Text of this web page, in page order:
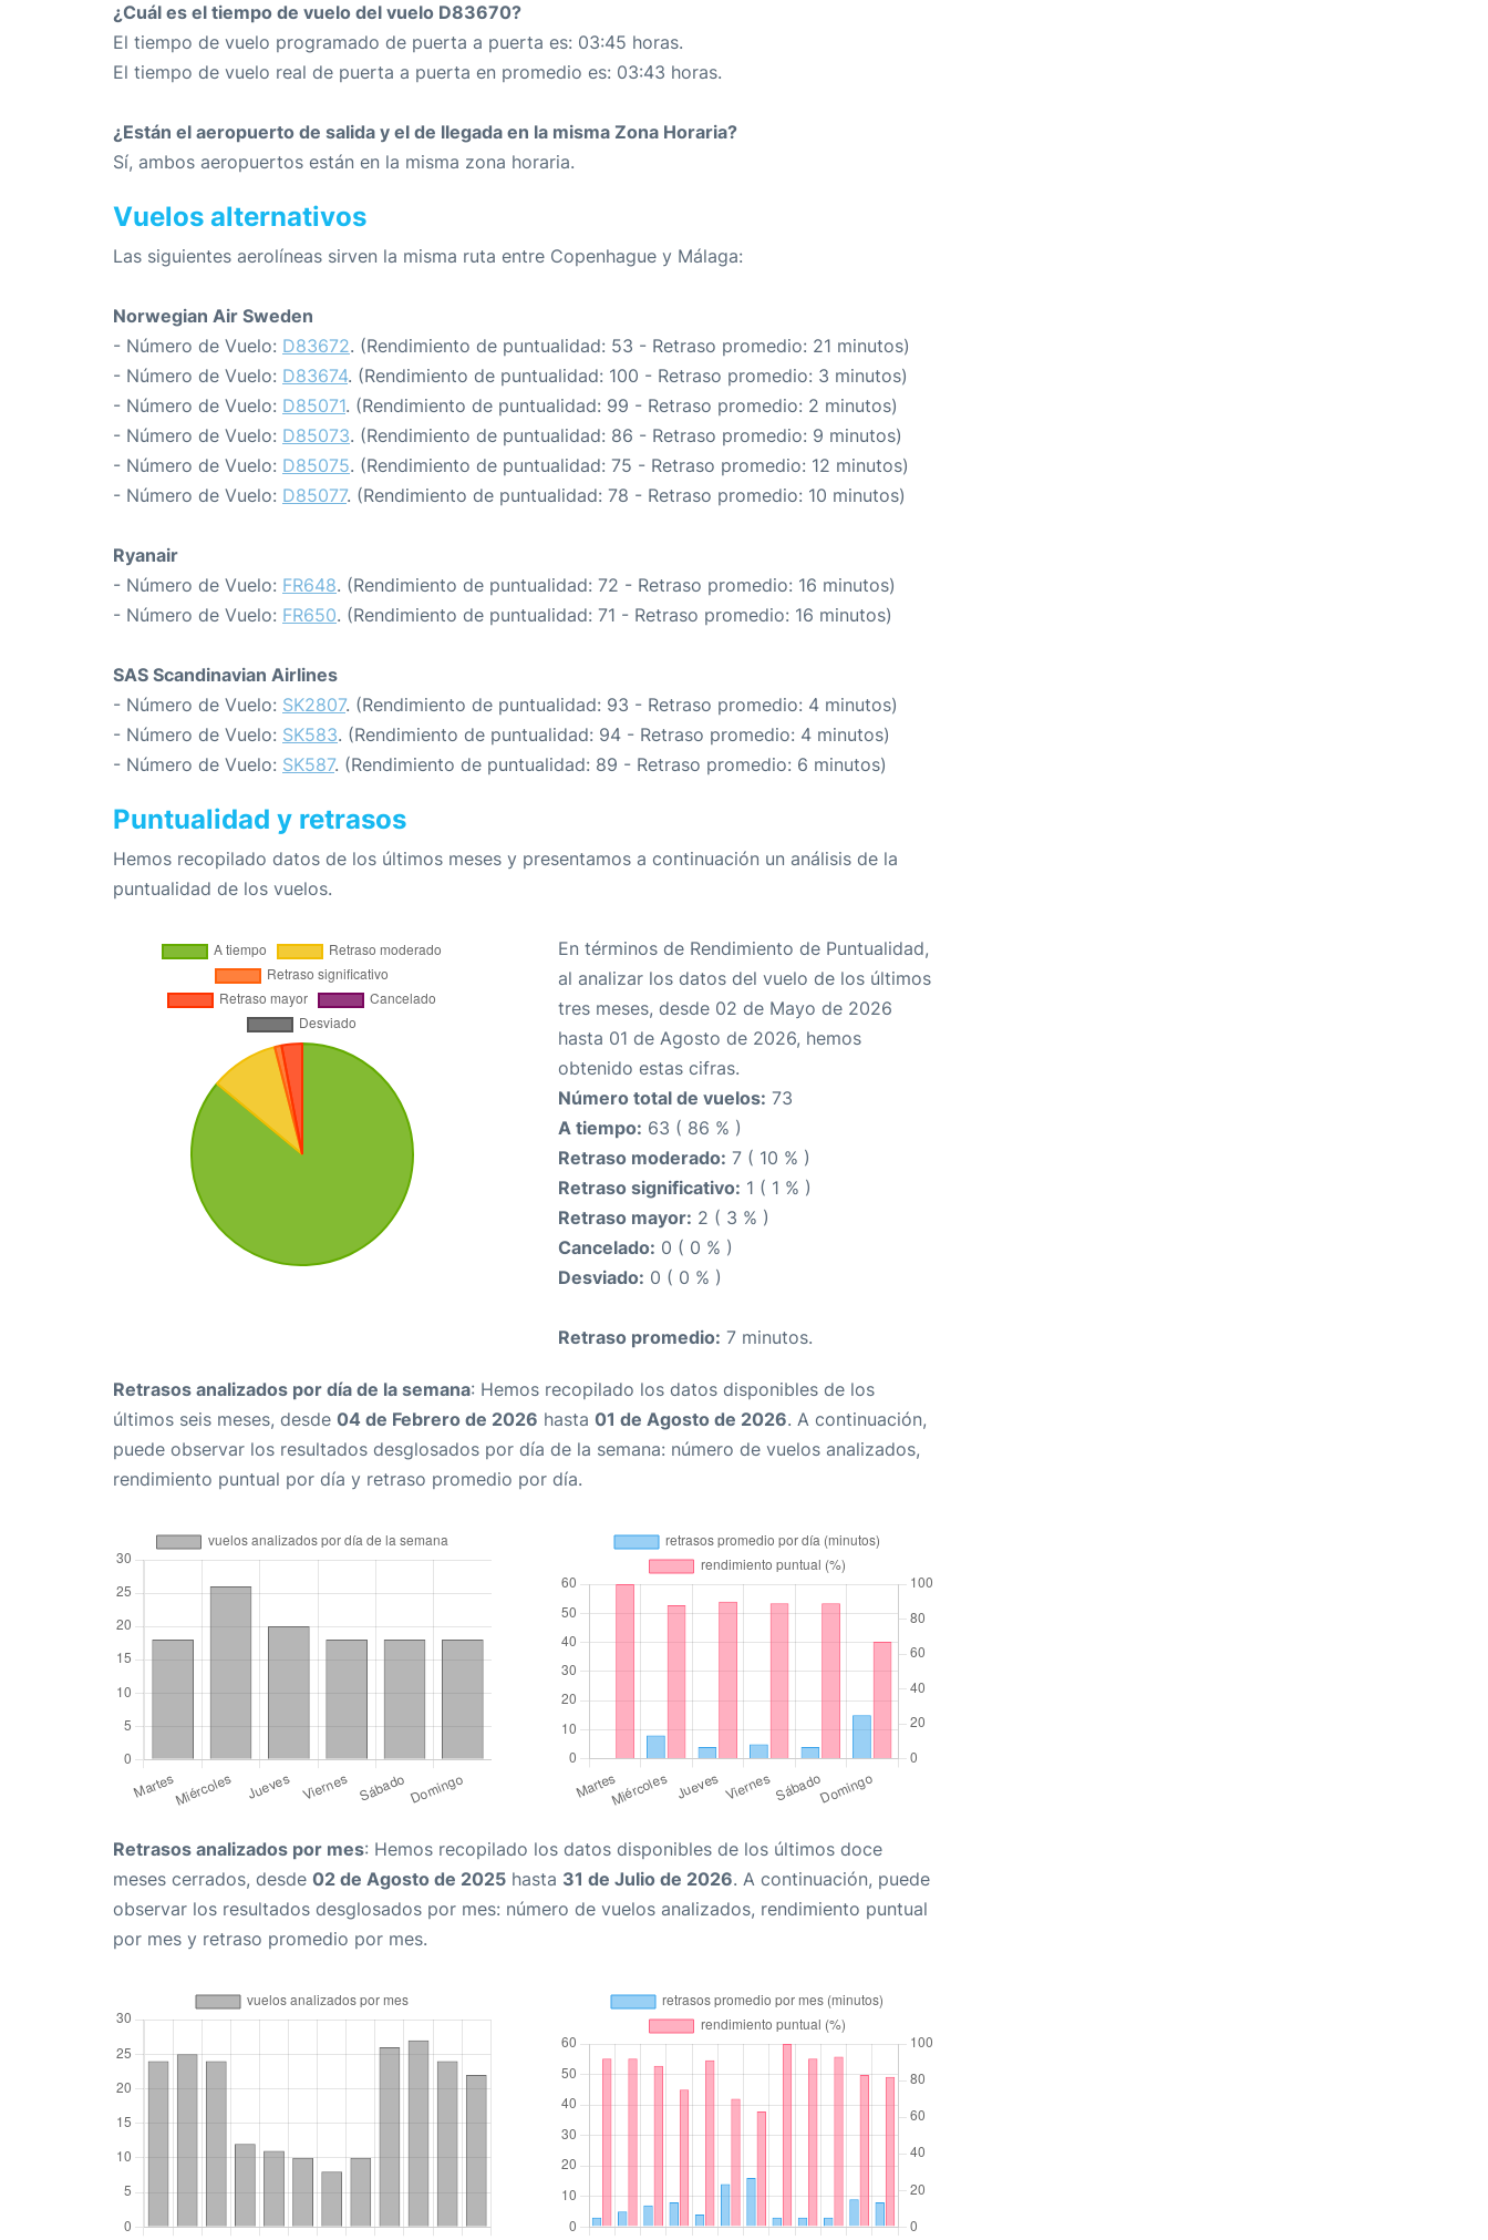
¿Cuál es el tiempo de vuelo del vuelo D83670?
El tiempo de vuelo programado de puerta a puerta es: 03:45 horas.
El tiempo de vuelo real de puerta a puerta en promedio es: 03:43 horas.
¿Están el aeropuerto de salida y el de llegada en la misma Zona Horaria?
Sí, ambos aeropuertos están en la misma zona horaria.
Vuelos alternativos
Las siguientes aerolíneas sirven la misma ruta entre Copenhague y Málaga:
Norwegian Air Sweden
- Número de Vuelo: D83672. (Rendimiento de puntualidad: 53 - Retraso promedio: 21 minutos)
- Número de Vuelo: D83674. (Rendimiento de puntualidad: 100 - Retraso promedio: 3 minutos)
- Número de Vuelo: D85071. (Rendimiento de puntualidad: 99 - Retraso promedio: 2 minutos)
- Número de Vuelo: D85073. (Rendimiento de puntualidad: 86 - Retraso promedio: 9 minutos)
- Número de Vuelo: D85075. (Rendimiento de puntualidad: 75 - Retraso promedio: 12 minutos)
- Número de Vuelo: D85077. (Rendimiento de puntualidad: 78 - Retraso promedio: 10 minutos)
Ryanair
- Número de Vuelo: FR648. (Rendimiento de puntualidad: 72 - Retraso promedio: 16 minutos)
- Número de Vuelo: FR650. (Rendimiento de puntualidad: 71 - Retraso promedio: 16 minutos)
SAS Scandinavian Airlines
- Número de Vuelo: SK2807. (Rendimiento de puntualidad: 93 - Retraso promedio: 4 minutos)
- Número de Vuelo: SK583. (Rendimiento de puntualidad: 94 - Retraso promedio: 4 minutos)
- Número de Vuelo: SK587. (Rendimiento de puntualidad: 89 - Retraso promedio: 6 minutos)
Puntualidad y retrasos
Hemos recopilado datos de los últimos meses y presentamos a continuación un análisis de la
puntualidad de los vuelos.
En términos de Rendimiento de Puntualidad,
al analizar los datos del vuelo de los últimos
tres meses, desde 02 de Mayo de 2026
hasta 01 de Agosto de 2026, hemos
obtenido estas cifras.
Número total de vuelos: 73
A tiempo: 63 ( 86 % )
Retraso moderado: 7 ( 10 % )
Retraso significativo: 1 ( 1 % )
Retraso mayor: 2 ( 3 % )
Cancelado: 0 ( 0 % )
Desviado: 0 ( 0 % )
Retraso promedio: 7 minutos.
Retrasos analizados por día de la semana: Hemos recopilado los datos disponibles de los
últimos seis meses, desde 04 de Febrero de 2026 hasta 01 de Agosto de 2026. A continuación,
puede observar los resultados desglosados por día de la semana: número de vuelos analizados,
rendimiento puntual por día y retraso promedio por día.
Retrasos analizados por mes: Hemos recopilado los datos disponibles de los últimos doce
meses cerrados, desde 02 de Agosto de 2025 hasta 31 de Julio de 2026. A continuación, puede
observar los resultados desglosados por mes: número de vuelos analizados, rendimiento puntual
por mes y retraso promedio por mes.